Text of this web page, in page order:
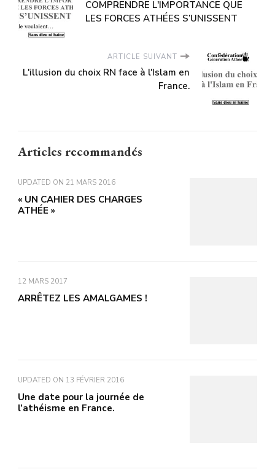
COMPRENDRE L'IMPORTANCE QUE
LES FORCES ATHÉES S’UNISSENT
ARTICLE SUIVANT
L'illusion du choix RN face à l'Islam en
France.
Articles recommandés
UPDATED ON 21 MARS 2016
« UN CAHIER DES CHARGES
ATHÉE »
12 MARS 2017
ARRÊTEZ LES AMALGAMES !
UPDATED ON 13 FÉVRIER 2016
Une date pour la journée de
l’athéisme en France.